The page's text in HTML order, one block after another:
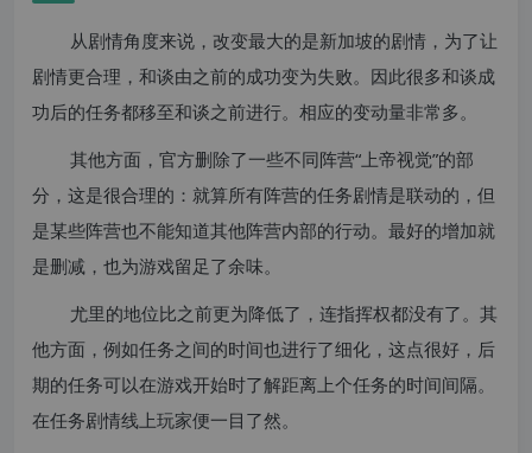
从剧情角度来说，改变最大的是新加坡的剧情，为了让
剧情更合理，和谈由之前的成功变为失败。因此很多和谈成
功后的任务都移至和谈之前进行。相应的变动量非常多。
其他方面，官方删除了一些不同阵营“上帝视觉”的部
分，这是很合理的：就算所有阵营的任务剧情是联动的，但
是某些阵营也不能知道其他阵营内部的行动。最好的增加就
是删减，也为游戏留足了余味。
尤里的地位比之前更为降低了，连指挥权都没有了。其
他方面，例如任务之间的时间也进行了细化，这点很好，后
期的任务可以在游戏开始时了解距离上个任务的时间间隔。
在任务剧情线上玩家便一目了然。